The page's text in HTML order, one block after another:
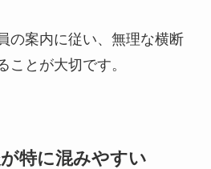
の案内に従い、無理な横断
ことが大切です。
特に混みやすい